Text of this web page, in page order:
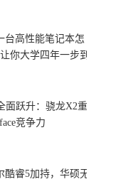
台高性能笔记本怎
你大学四年一步到
面跃升：骁龙X2重
竞争力
酷睿5加持，华硕无